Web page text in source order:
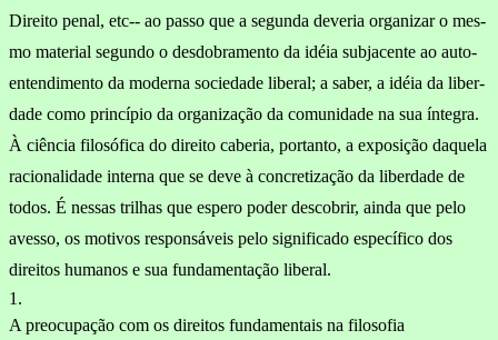
Direito penal, etc-- ao passo que a segunda deveria organizar o mes­
mo material segundo o desdobramento da idéia subjacente ao auto-
en­tendimento da moderna sociedade liberal; a saber, a idéia da liber­
dade como princípio da organização da comunidade na sua íntegra.
À ciência filosófica do direito caberia, portanto, a exposição daquela
racionalidade interna que se deve à concretização da liberdade de
todos. É nessas trilhas que espero poder descobrir, ainda que pelo
avesso, os motivos responsáveis pelo significado específico dos
direitos humanos e sua fundamentação liberal.
1.
A preocupação com os direitos fundamentais na filosofia